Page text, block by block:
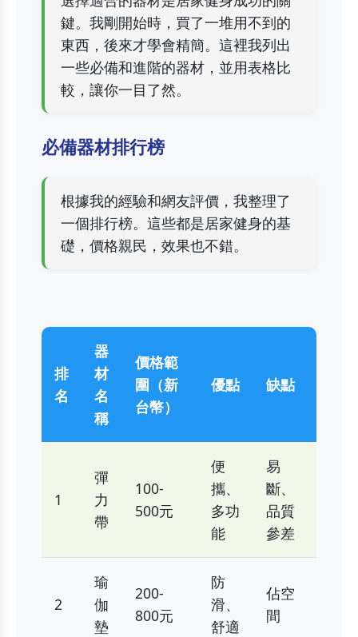
鍵。我剛開始時，買了一堆用不到的
東西，後來才學會精簡。這裡我列出
一些必備和進階的器材，並用表格比
較，讓你一目了然。
必備器材排行榜
根據我的經驗和網友評價，我整理了
一個排行榜。這些都是居家健身的基
礎，價格親民，效果也不錯。
排
名
器
材
名
稱
價格範
圍（新
台幣）
優點 缺點
1
彈
力
帶
100-
500元
便
攜、
多功
能
易
斷、
品質
參差
2
瑜
伽
墊
200-
800元
防
滑、
舒適
佔空
間